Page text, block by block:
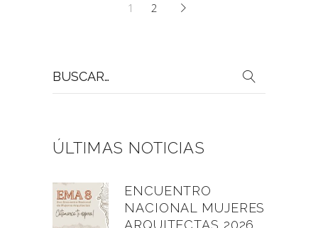
1 2
por:
ÚLTIMAS NOTICIAS
ENCUENTRO
NACIONAL MUJERES
ARQUITECTAS 2026